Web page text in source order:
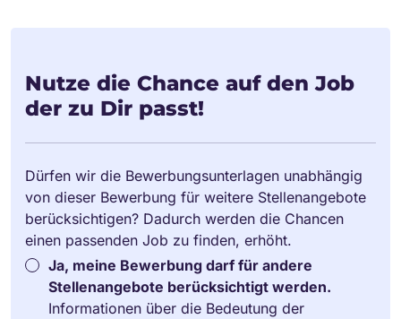
Nutze die Chance auf den Job
der zu Dir passt!
Dürfen wir die Bewerbungsunterlagen unabhängig
von dieser Bewerbung für weitere Stellenangebote
berücksichtigen? Dadurch werden die Chancen
einen passenden Job zu finden, erhöht.
Ja, meine Bewerbung darf für andere
Stellenangebote berücksichtigt werden.
Informationen über die Bedeutung der